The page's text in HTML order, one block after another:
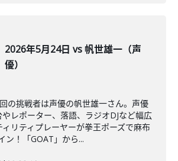
2026年5月24日 vs 帆世雄一（声
優）
の挑戦者は声優の帆世雄一さん。声優
レポーター、落語、ラジオDJなど幅広
ィリティプレーヤーが拳王ポーズで麻布
ン！「GOAT」から...